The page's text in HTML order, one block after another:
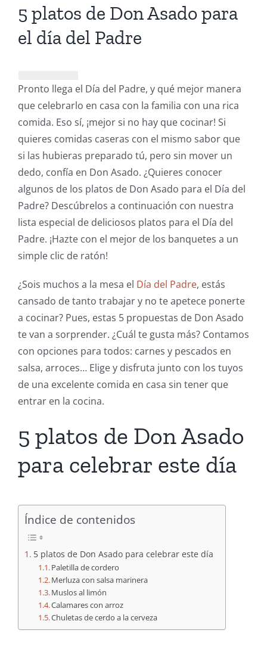
5 platos de Don Asado para
el día del Padre
Pronto llega el Día del Padre, y qué mejor manera
que celebrarlo en casa con la familia con una rica
comida. Eso sí, ¡mejor si no hay que cocinar! Si
quieres comidas caseras con el mismo sabor que
si las hubieras preparado tú, pero sin mover un
dedo, confía en Don Asado. ¿Quieres conocer
algunos de los platos de Don Asado para el Día del
Padre? Descúbrelos a continuación con nuestra
lista especial de deliciosos platos para el Día del
Padre. ¡Hazte con el mejor de los banquetes a un
simple clic de ratón!
¿Sois muchos a la mesa el Día del Padre, estás
cansado de tanto trabajar y no te apetece ponerte
a cocinar? Pues, estas 5 propuestas de Don Asado
te van a sorprender. ¿Cuál te gusta más? Contamos
con opciones para todos: carnes y pescados en
salsa, arroces… Elige y disfruta junto con los tuyos
de una excelente comida en casa sin tener que
entrar en la cocina.
5 platos de Don Asado
para celebrar este día
Índice de contenidos
5 platos de Don Asado para celebrar este día
Paletilla de cordero
Merluza con salsa marinera
Muslos al limón
Calamares con arroz
Chuletas de cerdo a la cerveza